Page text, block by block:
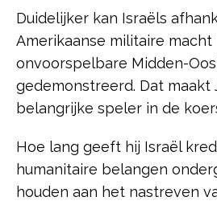
Duidelijker kan Israëls
Amerikaanse militaire macht
onvoorspelbare Midden-
gedemonstreerd. Dat maakt
belangrijke speler in de
Hoe lang geeft hij Israël
humanitaire belangen
houden aan het nastreven